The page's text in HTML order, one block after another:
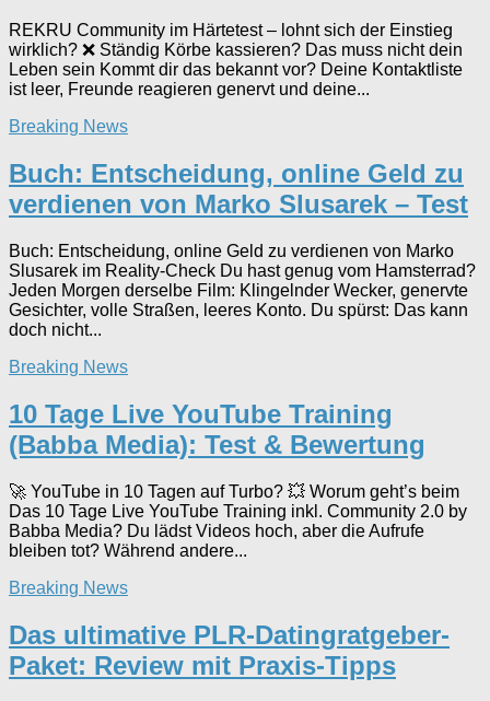
REKRU Community im Härtetest – lohnt sich der Einstieg
wirklich? ❌ Ständig Körbe kassieren? Das muss nicht dein
Leben sein Kommt dir das bekannt vor? Deine Kontaktliste
ist leer, Freunde reagieren genervt und deine...
Breaking News
Buch: Entscheidung, online Geld zu
verdienen von Marko Slusarek – Test
Buch: Entscheidung, online Geld zu verdienen von Marko
Slusarek im Reality-Check Du hast genug vom Hamsterrad?
Jeden Morgen derselbe Film: Klingelnder Wecker, genervte
Gesichter, volle Straßen, leeres Konto. Du spürst: Das kann
doch nicht...
Breaking News
10 Tage Live YouTube Training
(Babba Media): Test & Bewertung
🚀 YouTube in 10 Tagen auf Turbo? 💥 Worum geht’s beim
Das 10 Tage Live YouTube Training inkl. Community 2.0 by
Babba Media? Du lädst Videos hoch, aber die Aufrufe
bleiben tot? Während andere...
Breaking News
Das ultimative PLR-Datingratgeber-
Paket: Review mit Praxis-Tipps